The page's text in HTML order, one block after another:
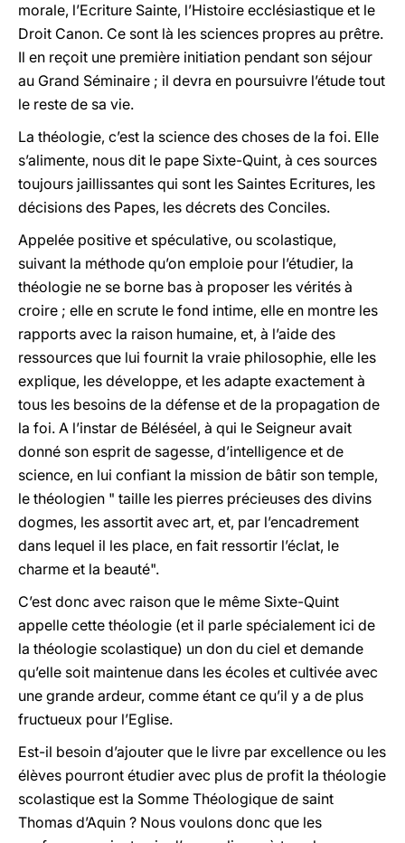
morale, l’Ecriture Sainte, l’Histoire ecclésiastique et le
Droit Canon. Ce sont là les sciences propres au prêtre.
Il en reçoit une première initiation pendant son séjour
au Grand Séminaire ; il devra en poursuivre l’étude tout
le reste de sa vie.
La théologie, c’est la science des choses de la foi. Elle
s’alimente, nous dit le pape Sixte-Quint, à ces sources
toujours jaillissantes qui sont les Saintes Ecritures, les
décisions des Papes, les décrets des Conciles.
Appelée positive et spéculative, ou scolastique,
suivant la méthode qu’on emploie pour l’étudier, la
théologie ne se borne bas à proposer les vérités à
croire ; elle en scrute le fond intime, elle en montre les
rapports avec la raison humaine, et, à l’aide des
ressources que lui fournit la vraie philosophie, elle les
explique, les développe, et les adapte exactement à
tous les besoins de la défense et de la propagation de
la foi. A l’instar de Béléséel, à qui le Seigneur avait
donné son esprit de sagesse, d’intelligence et de
science, en lui confiant la mission de bâtir son temple,
le théologien " taille les pierres précieuses des divins
dogmes, les assortit avec art, et, par l’encadrement
dans lequel il les place, en fait ressortir l’éclat, le
charme et la beauté".
C’est donc avec raison que le même Sixte-Quint
appelle cette théologie (et il parle spécialement ici de
la théologie scolastique) un don du ciel et demande
qu’elle soit maintenue dans les écoles et cultivée avec
une grande ardeur, comme étant ce qu’il y a de plus
fructueux pour l’Eglise.
Est-il besoin d’ajouter que le livre par excellence ou les
élèves pourront étudier avec plus de profit la théologie
scolastique est la Somme Théologique de saint
Thomas d’Aquin ? Nous voulons donc que les